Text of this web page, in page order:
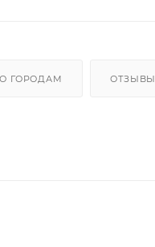
ГОРОДАМ ОТЗЫВЫ